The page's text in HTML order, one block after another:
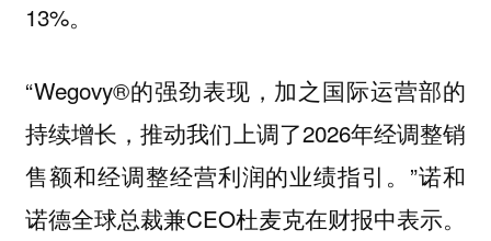
13%。
“Wegovy®的强劲表现，加之国际运营部的
持续增长，推动我们上调了2026年经调整销
售额和经调整经营利润的业绩指引。”诺和
诺德全球总裁兼CEO杜麦克在财报中表示。